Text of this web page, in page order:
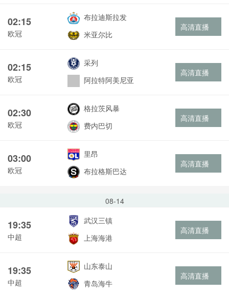
02:15
欧冠
布拉迪斯拉发
米亚尔比
高清直播
02:15
欧冠
采列
阿拉特阿美尼亚
高清直播
02:30
欧冠
格拉茨风暴
费内巴切
高清直播
03:00
欧冠
里昂
布拉格斯巴达
高清直播
08-14
19:35
中超
武汉三镇
上海海港
高清直播
19:35
中超
山东泰山
青岛海牛
高清直播